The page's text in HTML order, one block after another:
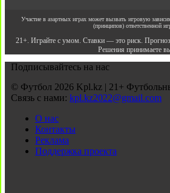
Участие в азартных играх может вызвать игровую
(принципов) ответственной
21+. Играйте с умом. Ставки — это риск.
Решения принимаете
Подписывайтесь на нас
© Футбол 2026 Kpl.kz | 21+
Связь с нами: kpl.kz2022@gmail.com
О нас
Контакты
Реклама
Поддержка проекта